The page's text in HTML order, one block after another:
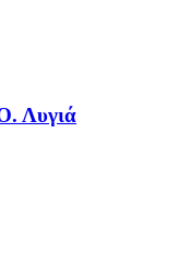
Λυγιά